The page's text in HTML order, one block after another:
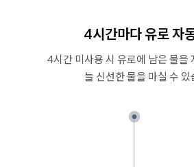
4시간마다 유로 자
4시간 미사용 시 유로에 남은 물을
늘 신선한 물을 마실 수 있